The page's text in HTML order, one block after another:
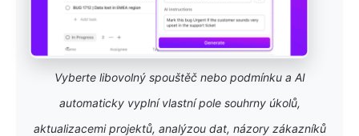
Vyberte libovolný spouštěč nebo podmínku a AI
automaticky vyplní vlastní pole souhrny úkolů,
aktualizacemi projektů, analýzou dat, názory zákazníků